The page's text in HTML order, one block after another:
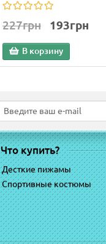
227грн 193грн
В корзину
Что купить?
Десткие пижамы
Спортивные костюмы